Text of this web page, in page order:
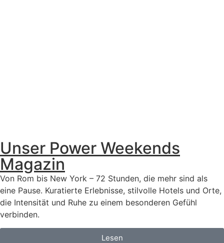
Unser Power Weekends
Magazin
Von Rom bis New York – 72 Stunden, die mehr sind als
eine Pause. Kuratierte Erlebnisse, stilvolle Hotels und Orte,
die Intensität und Ruhe zu einem besonderen Gefühl
verbinden.
Lesen